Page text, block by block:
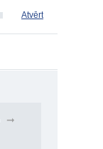
Atvērt
➞